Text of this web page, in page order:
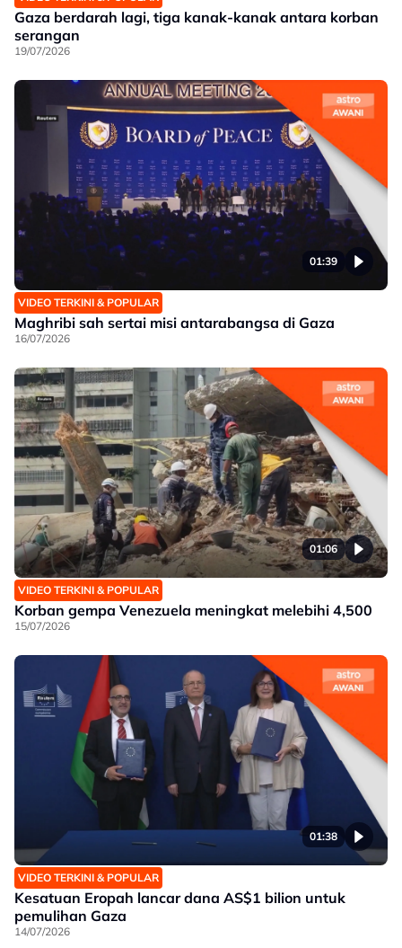
Gaza berdarah lagi, tiga kanak-kanak antara korban
serangan
19/07/2026
01:39
VIDEO TERKINI & POPULAR
Maghribi sah sertai misi antarabangsa di Gaza
16/07/2026
01:06
VIDEO TERKINI & POPULAR
Korban gempa Venezuela meningkat melebihi 4,500
15/07/2026
01:38
VIDEO TERKINI & POPULAR
Kesatuan Eropah lancar dana AS$1 bilion untuk
pemulihan Gaza
14/07/2026